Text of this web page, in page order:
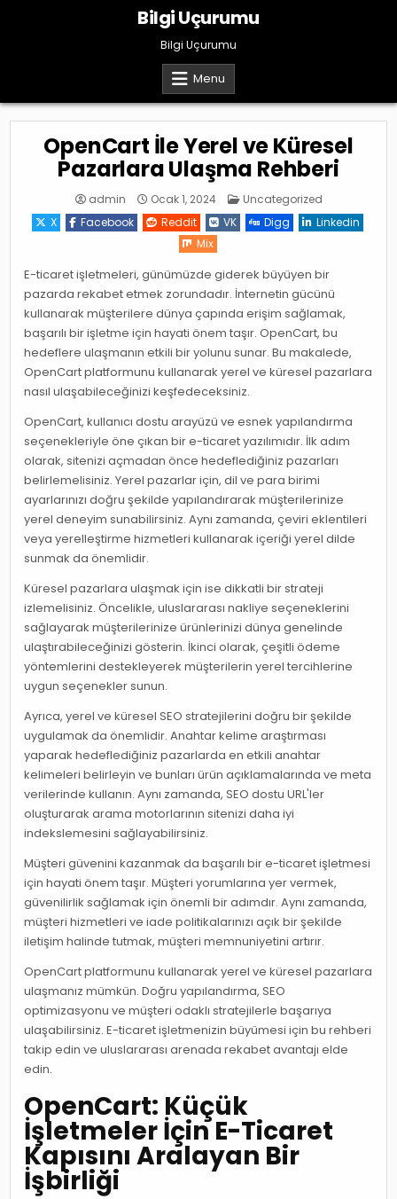
Bilgi Uçurumu
Bilgi Uçurumu
Menu
OpenCart İle Yerel ve Küresel
Pazarlara Ulaşma Rehberi
admin Ocak 1, 2024 Posted
Uncategorized
X
Facebook Reddit VK Digg
Linkedin
Mix
E-ticaret işletmeleri, günümüzde giderek büyüyen bir
pazarda rekabet etmek zorundadır. İnternetin gücünü
kullanarak müşterilere dünya çapında erişim sağlamak,
başarılı bir işletme için hayati önem taşır. OpenCart, bu
hedeflere ulaşmanın etkili bir yolunu sunar. Bu makalede,
OpenCart platformunu kullanarak yerel ve küresel pazarlara
nasıl ulaşabileceğinizi keşfedeceksiniz.
OpenCart, kullanıcı dostu arayüzü ve esnek yapılandırma
seçenekleriyle öne çıkan bir e-ticaret yazılımıdır. İlk adım
olarak, sitenizi açmadan önce hedeflediğiniz pazarları
belirlemelisiniz. Yerel pazarlar için, dil ve para birimi
ayarlarınızı doğru şekilde yapılandırarak müşterilerinize
yerel deneyim sunabilirsiniz. Aynı zamanda, çeviri eklentileri
veya yerelleştirme hizmetleri kullanarak içeriği yerel dilde
sunmak da önemlidir.
Küresel pazarlara ulaşmak için ise dikkatli bir strateji
izlemelisiniz. Öncelikle, uluslararası nakliye seçeneklerini
sağlayarak müşterilerinize ürünlerinizi dünya genelinde
ulaştırabileceğinizi gösterin. İkinci olarak, çeşitli ödeme
yöntemlerini destekleyerek müşterilerin yerel tercihlerine
uygun seçenekler sunun.
Ayrıca, yerel ve küresel SEO stratejilerini doğru bir şekilde
uygulamak da önemlidir. Anahtar kelime araştırması
yaparak hedeflediğiniz pazarlarda en etkili anahtar
kelimeleri belirleyin ve bunları ürün açıklamalarında ve meta
verilerinde kullanın. Aynı zamanda, SEO dostu URL'ler
oluşturarak arama motorlarının sitenizi daha iyi
indekslemesini sağlayabilirsiniz.
Müşteri güvenini kazanmak da başarılı bir e-ticaret işletmesi
için hayati önem taşır. Müşteri yorumlarına yer vermek,
güvenilirlik sağlamak için önemli bir adımdır. Aynı zamanda,
müşteri hizmetleri ve iade politikalarınızı açık bir şekilde
iletişim halinde tutmak, müşteri memnuniyetini artırır.
OpenCart platformunu kullanarak yerel ve küresel pazarlara
ulaşmanız mümkün. Doğru yapılandırma, SEO
optimizasyonu ve müşteri odaklı stratejilerle başarıya
ulaşabilirsiniz. E-ticaret işletmenizin büyümesi için bu rehberi
takip edin ve uluslararası arenada rekabet avantajı elde
edin.
OpenCart: Küçük
İşletmeler İçin E-Ticaret
Kapısını Aralayan Bir
İşbirliği